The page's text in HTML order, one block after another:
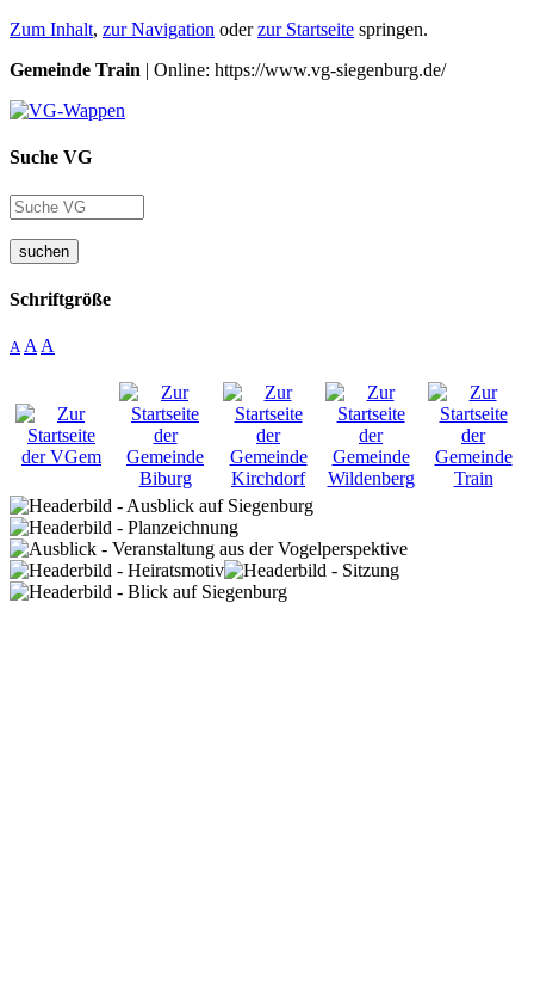
Zum Inhalt, zur Navigation oderzur Startseite springen.
Gemeinde Train | Online: https://www.vg-siegenburg.de/
Suche VG
suchen
Schriftgröße
A A A